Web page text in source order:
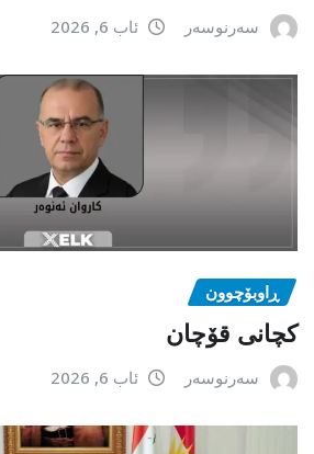
سەرنوسەر ئاب 6, 2026
ڕاوبۆچوون
کچانی قۆچان
سەرنوسەر ئاب 6, 2026